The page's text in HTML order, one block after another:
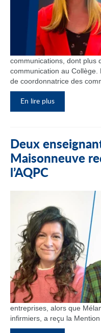
communications, dont plus
communication au Collège.
de coordonnatrice des
En lire plus
Deux
Maisonneuve
l’AQPC
entreprises, alors que
infirmiers, a reçu la Mention